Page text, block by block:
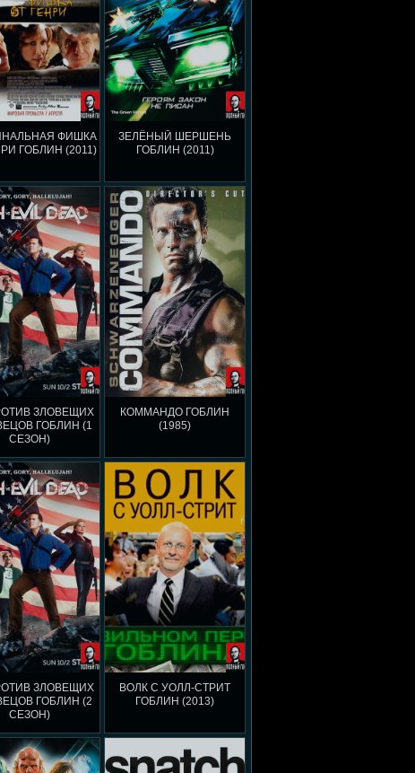
ФИШКА
ГОБЛИН (2011)
ЗЕЛЁНЫЙ ШЕРШЕНЬ
ГОБЛИН (2011)
ЗЛОВЕЩИХ
ГОБЛИН (1
СЕЗОН)
КОММАНДО ГОБЛИН
(1985)
ЗЛОВЕЩИХ
ГОБЛИН (2
СЕЗОН)
ВОЛК С УОЛЛ-СТРИТ
ГОБЛИН (2013)